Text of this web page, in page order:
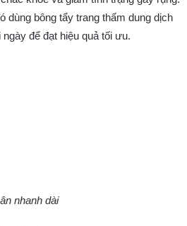
dùng bông tẩy trang thấm dung dịch
để đạt hiệu quả tối ưu.
nhanh dài